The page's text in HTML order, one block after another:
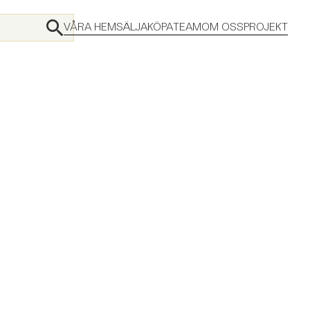
VÅRA HEMSÄLJAKÖPA TEAMOM OSSPROJEKT